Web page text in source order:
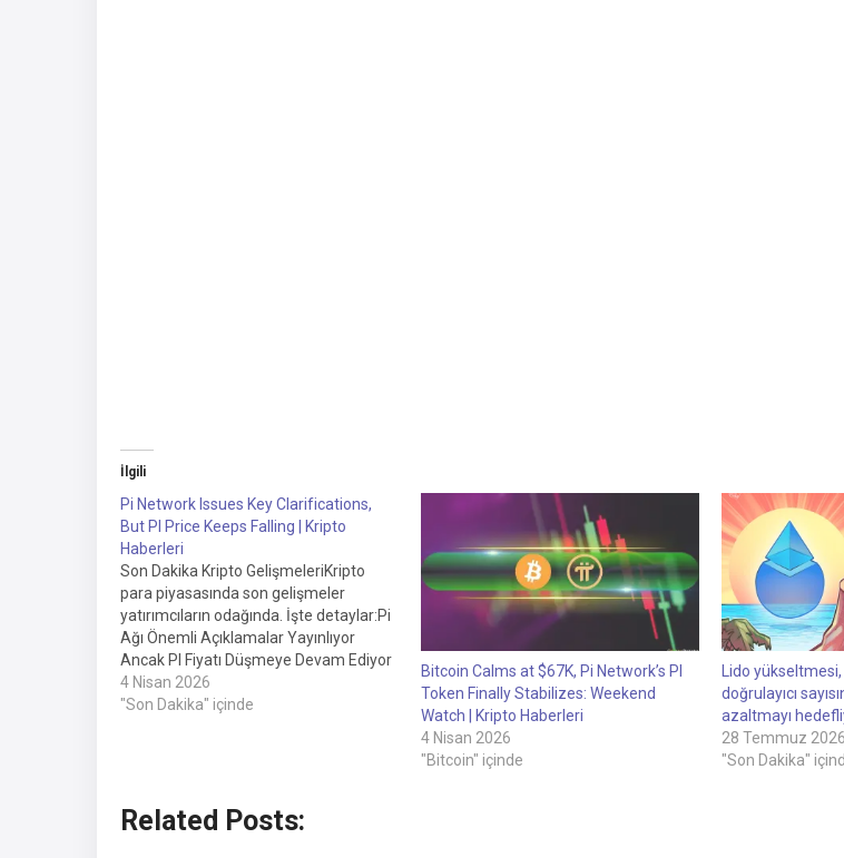
İlgili
Pi Network Issues Key Clarifications,
But PI Price Keeps Falling | Kripto
Haberleri
Son Dakika Kripto GelişmeleriKripto
para piyasasında son gelişmeler
yatırımcıların odağında. İşte detaylar:Pi
Ağı Önemli Açıklamalar Yayınlıyor
Ancak PI Fiyatı Düşmeye Devam Ediyor
4 Nisan 2026
"Son Dakika" içinde
Bitcoin Calms at $67K, Pi Network’s PI
Token Finally Stabilizes: Weekend
Watch | Kripto Haberleri
4 Nisan 2026
"Bitcoin" içinde
Lido
doğrulayıcı
azaltmayı
28 Temmuz 2026
"Son Dakika"
Related Posts: